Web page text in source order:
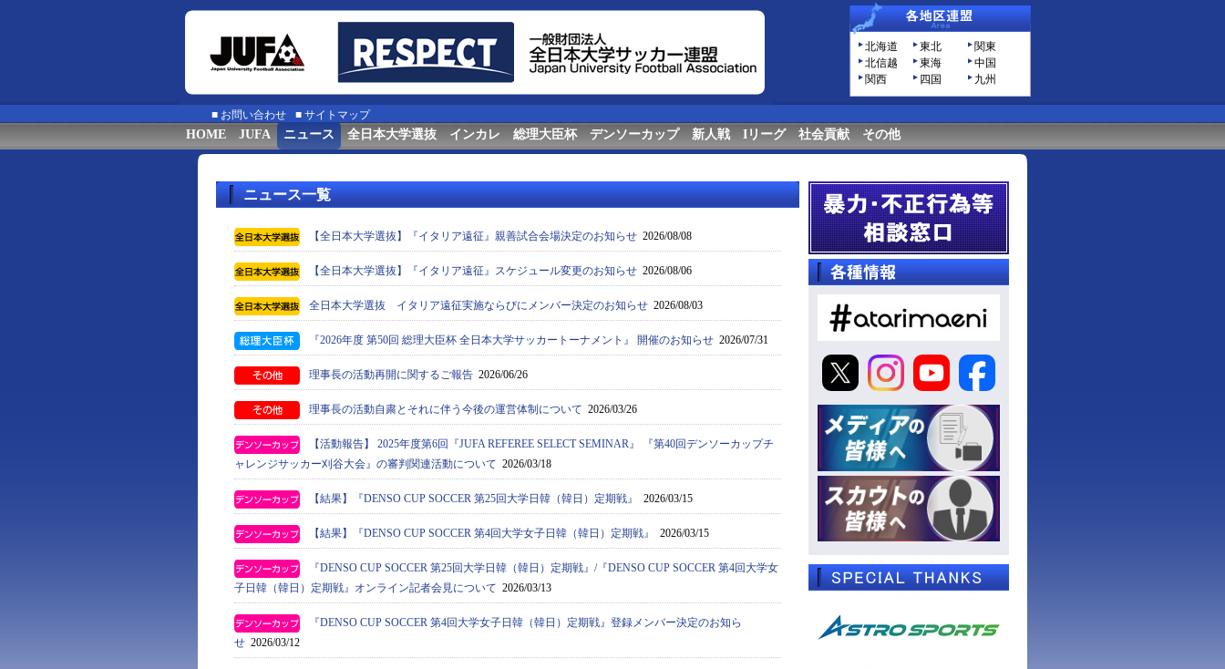
北海道 東北
関東
北信越
東海
中国
関西
四国 九州
■ お問い合わせ ■ サイトマップ
HOME JUFA ニュース 全日本大学選抜 インカレ 総理大臣杯 デンソーカップ 新人戦 Iリーグ 社会貢献 その他
ニュース一覧
【全日本大学選抜】『イタリア遠征』親善試合会場決定のお知らせ 2026/08/08
【全日本大学選抜】『イタリア遠征』スケジュール変更のお知らせ 2026/08/06
全日本大学選抜 イタリア遠征実施ならびにメンバー決定のお知らせ 2026/08/03
『2026年度 第50回 総理大臣杯 全日本大学サッカートーナメント』 開催のお知らせ 2026/07/31
理事長の活動再開に関するご報告 2026/06/26
理事長の活動自粛とそれに伴う今後の運営体制について 2026/03/26
【活動報告】 2025年度第6回『JUFA REFEREE SELECT SEMINAR』 『第40回デンソーカップチ
ャレンジサッカー刈谷大会』の審判関連活動について 2026/03/18
【結果】『DENSO CUP SOCCER 第25回大学日韓（韓日）定期戦』 2026/03/15
【結果】『DENSO CUP SOCCER 第4回大学女子日韓（韓日）定期戦』 2026/03/15
『DENSO CUP SOCCER 第25回大学日韓（韓日）定期戦』/『DENSO CUP SOCCER 第4回大学女
子日韓（韓日）定期戦』オンライン記者会見について 2026/03/13
『DENSO CUP SOCCER 第4回大学女子日韓（韓日）定期戦』登録メンバー決定のお知ら
せ 2026/03/12